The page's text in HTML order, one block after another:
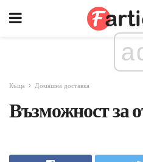
Къща Домашна доставка
Възможност за